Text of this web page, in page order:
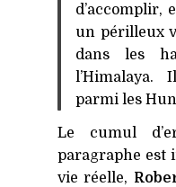
d’accomplir,
un périlleux
dans les
parmi les
Le cumul
paragraphe est
vie réelle,